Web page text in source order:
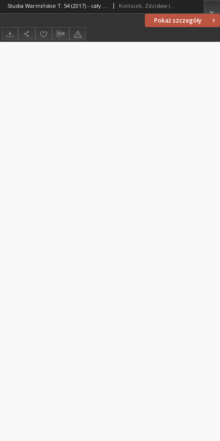
Pokaż szczegóły
Studia Warmińskie T. 54 (2017) - cały numer Kieliszek, Zdzisław (1973- ). Redaktor naczelny